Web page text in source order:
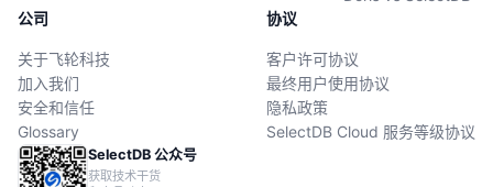
公司
关于飞轮科技
加入我们
安全和信任
Glossary
协议
客户许可协议
最终用户使用协议
隐私政策
SelectDB Cloud 服务等级协议
SelectDB 公众号
获取技术干货